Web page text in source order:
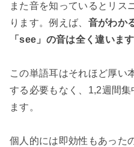
また音を知っているとリス
ります。例えば、 音がわか
「see」の音は全く違います
この単語耳はそれほど厚い
する必要もなく、1,2週間
ます。
個人的には即効性もあった